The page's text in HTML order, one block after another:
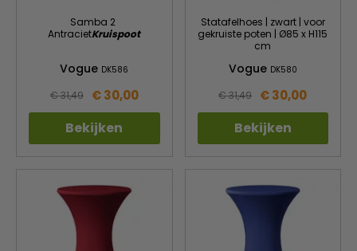
Samba 2
AntracietKruispoot
Vogue DK586
€ 31,49 € 30,00
Bekijken
Statafelhoes | zwart | voor
gekruiste poten | Ø85 x H115
cm
Vogue DK580
€ 31,49 € 30,00
Bekijken